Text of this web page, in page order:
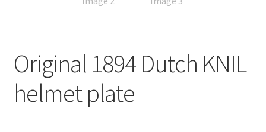
Original 1894 Dutch KNIL
helmet plate